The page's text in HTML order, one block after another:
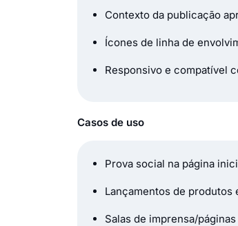
Contexto da publicação
Ícones de linha de
Responsivo e compatível
Casos de uso
Prova social na página
Lançamentos de produtos
Salas de imprensa/